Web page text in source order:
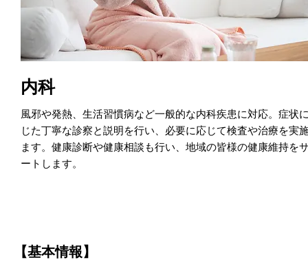
内科
風邪や発熱、生活習慣病など一般的な内科疾患に対応。症状
じた丁寧な診察と説明を行い、必要に応じて検査や治療を実
ます。健康診断や健康相談も行い、地域の皆様の健康維持を
ートします。
【基本情報】